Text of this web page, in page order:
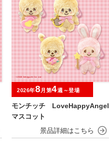
モンチッチ LoveHappyAngel
マスコット
2026年8 月第4週～登場